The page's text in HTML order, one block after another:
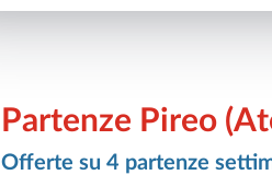
Partenze Pireo
Offerte su 4 partenze